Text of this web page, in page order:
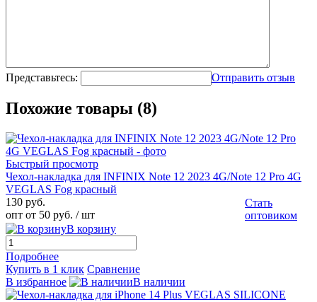
Представьтесь: Отправить отзыв
Похожие товары (8)
Быстрый просмотр
Чехол-накладка для INFINIX Note 12 2023 4G/Note 12 Pro 4G
VEGLAS Fog красный
130 руб.
опт от 50 руб. / шт
Стать
оптовиком
В корзину
Подробнее
Купить в 1 клик Сравнение
В избранное
В наличии